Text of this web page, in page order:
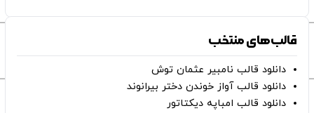
قالب‌های منتخب
دانلود قالب نامبیر عثمان ‌توش
دانلود قالب آواز خوندن دختر بیرانوند
دانلود قالب امباپه دیکتاتور